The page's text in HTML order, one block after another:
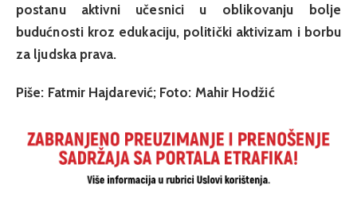
postanu aktivni učesnici u oblikovanju bolje
budućnosti kroz edukaciju, politički aktivizam i borbu
za ljudska prava.
Piše: Fatmir Hajdarević; Foto: Mahir Hodžić